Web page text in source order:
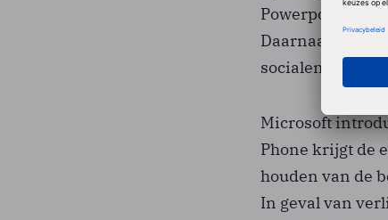
Powerpoint-
Daarnaast zijn
Microsoft
Phone krijgt de
houden van de
In geval van